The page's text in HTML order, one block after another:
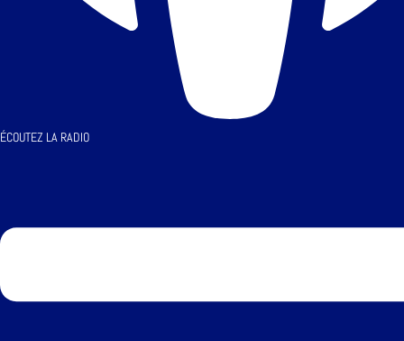
ÉCOUTEZ LA RADIO